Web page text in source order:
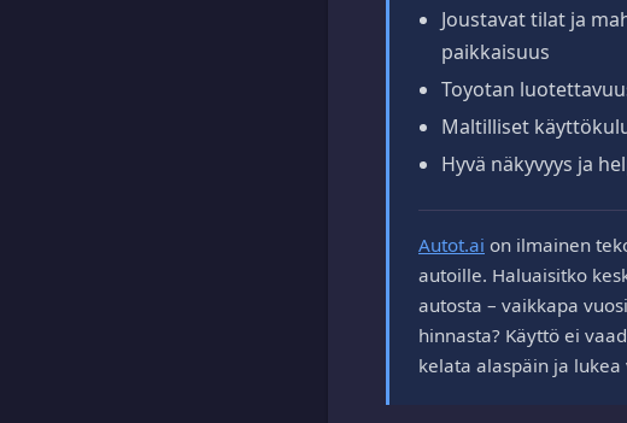
Joustavat tilat ja
paikkaisuus
Toyotan
Maltilliset
Hyvä näkyvyys ja
Autot.ai on ilmainen
autoille. Haluaisitko
autosta – vaikkapa
hinnasta? Käyttö ei
kelata alaspäin ja